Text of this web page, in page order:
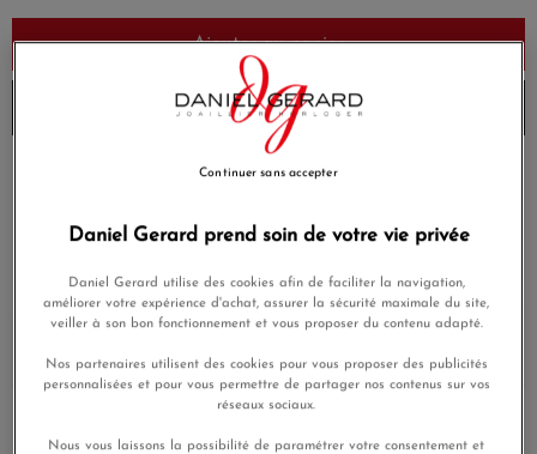
Ajouter au panier
Livré chez vous la semaine prochaine
Satisfait ou
programme de fidélité.
Daniel Gerard prend soin de votre vie privée
Daniel Gerard utilise des cookies afin de faciliter la navigation,
améliorer votre expérience d'achat, assurer la sécurité maximale du site,
veiller à son bon fonctionnement et vous proposer du contenu adapté.
Nos partenaires utilisent des cookies pour vous proposer des publicités
personnalisées et pour vous permettre de partager nos contenus sur vos
réseaux sociaux.
Nous vous laissons la possibilité de paramétrer votre consentement et
Continuer sans accepter